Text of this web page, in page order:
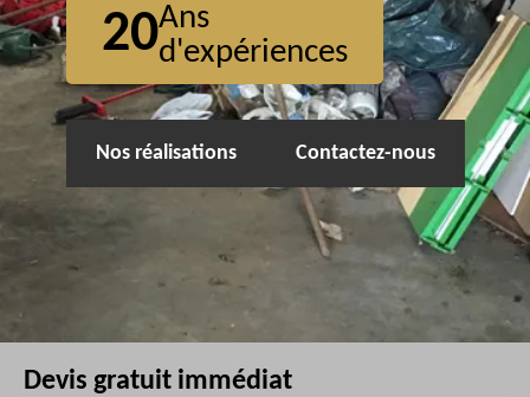
20Ans
d'expériences
Nos réalisations Contactez-nous
Devis gratuit immédiat